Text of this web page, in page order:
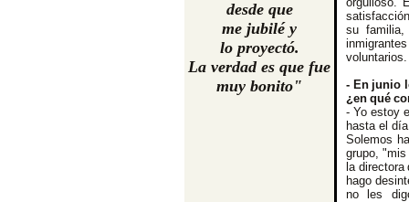
desde que
me jubilé y
lo proyectó.
La verdad es que fue
muy bonito"
su
voluntarios.
- En junio
¿en qué
- Yo estoy
hasta el
Solemos
grupo, "mis
la
hago
no les